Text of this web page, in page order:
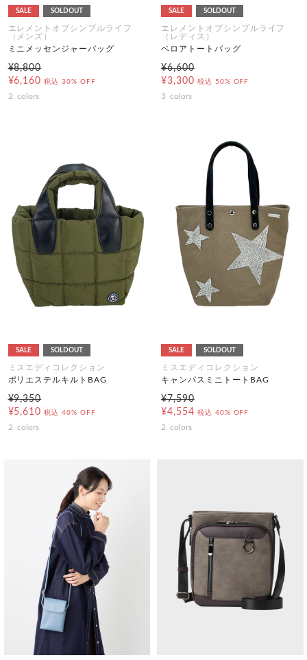
SALE SOLDOUT
エレメントオブシンプルライフ
（メンズ）
ミニメッセンジャーバッグ
¥8,800
¥6,160 税込 30% OFF
2 colors
SALE SOLDOUT
エレメントオブシンプルライフ
（レディス）
ベロアトートバッグ
¥6,600
¥3,300 税込 50% OFF
3 colors
SALE SOLDOUT
ミスエディコレクション
ポリエステルキルトBAG
¥9,350
¥5,610 税込 40% OFF
2 colors
SALE SOLDOUT
ミスエディコレクション
キャンバスミニトートBAG
¥7,590
¥4,554 税込 40% OFF
2 colors